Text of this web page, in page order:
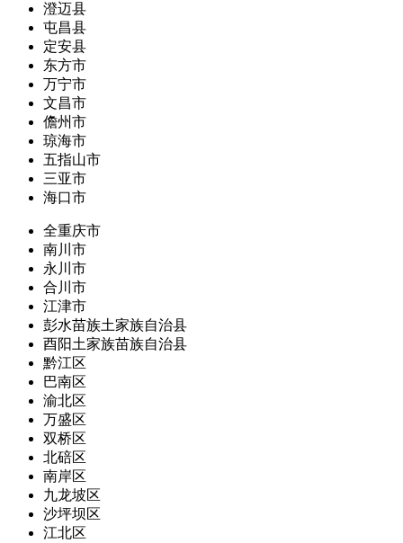
澄迈县
屯昌县
定安县
东方市
万宁市
文昌市
儋州市
琼海市
五指山市
三亚市
海口市
全重庆市
南川市
永川市
合川市
江津市
彭水苗族土家族自治县
酉阳土家族苗族自治县
黔江区
巴南区
渝北区
万盛区
双桥区
北碚区
南岸区
九龙坡区
沙坪坝区
江北区